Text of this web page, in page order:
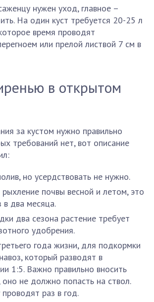
нужен уход, главное –
На один куст требуется 20-25 л
время проводят
или прелой листвой 7 см в
в открытом
за кустом нужно правильно
требований нет, вот описание
но усердствовать не нужно.
рыхление почвы весной и летом, это
в два месяца.
два сезона растение требует
удобрения.
года жизни, для подкормки
который разводят в
1:5. Важно правильно вносить
не должно попасть на ствол.
раз в год.